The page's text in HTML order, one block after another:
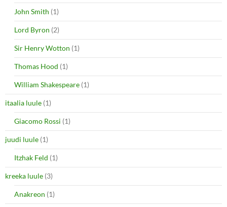
John Smith (1)
Lord Byron (2)
Sir Henry Wotton (1)
Thomas Hood (1)
William Shakespeare (1)
itaalia luule (1)
Giacomo Rossi (1)
juudi luule (1)
Itzhak Feld (1)
kreeka luule (3)
Anakreon (1)